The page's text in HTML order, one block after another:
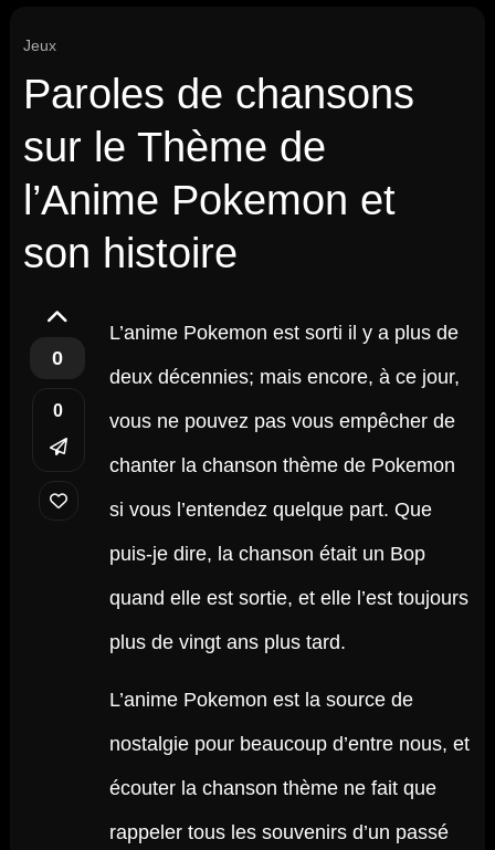
Jeux
Paroles de chansons
sur le Thème de
l’Anime Pokemon et
son histoire
0
0
L’anime Pokemon est sorti il y a plus de
deux décennies; mais encore, à ce jour,
vous ne pouvez pas vous empêcher de
chanter la chanson thème de Pokemon
si vous l’entendez quelque part. Que
puis-je dire, la chanson était un Bop
quand elle est sortie, et elle l’est toujours
plus de vingt ans plus tard.
L’anime Pokemon est la source de
nostalgie pour beaucoup d’entre nous, et
écouter la chanson thème ne fait que
rappeler tous les souvenirs d’un passé